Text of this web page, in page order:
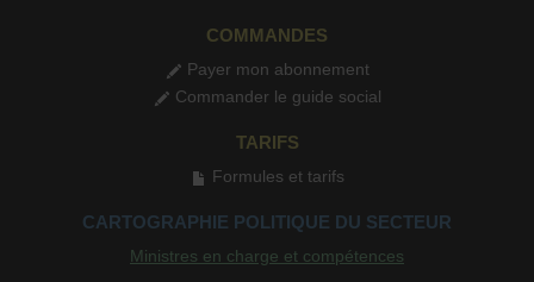
COMMANDES
Payer mon abonnement
Commander le guide social
TARIFS
Formules et tarifs
CARTOGRAPHIE POLITIQUE DU SECTEUR
Ministres en charge et compétences